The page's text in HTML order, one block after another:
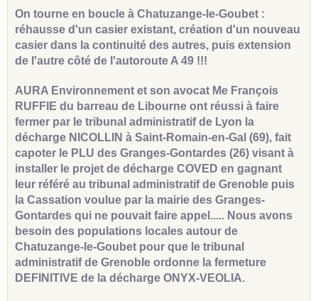
On tourne en boucle à Chatuzange-le-Goubet :
réhausse d'un casier existant, création d'un nouveau
casier dans la continuité des autres, puis extension
de l'autre côté de l'autoroute A 49 !!!
AURA Environnement et son avocat Me François
RUFFIE du barreau de Libourne ont réussi à faire
fermer par le tribunal administratif de Lyon la
décharge NICOLLIN à Saint-Romain-en-Gal (69), fait
capoter le PLU des Granges-Gontardes (26) visant à
installer le projet de décharge COVED en gagnant
leur référé au tribunal administratif de Grenoble puis
la Cassation voulue par la mairie des Granges-
Gontardes qui ne pouvait faire appel..... Nous avons
besoin des populations locales autour de
Chatuzange-le-Goubet pour que le tribunal
administratif de Grenoble ordonne la fermeture
DEFINITIVE de la décharge ONYX-VEOLIA.